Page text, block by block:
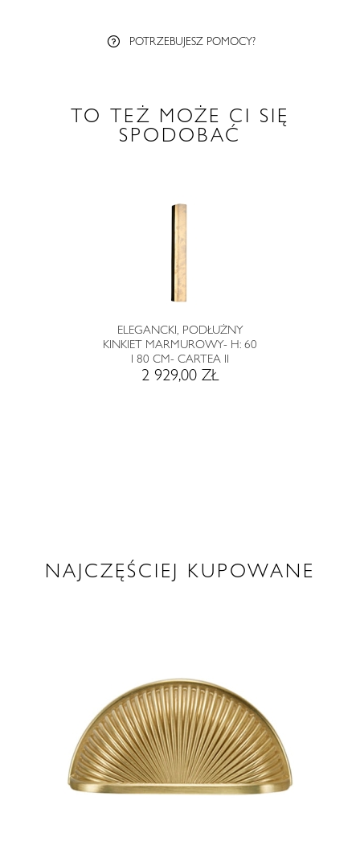
POTRZEBUJESZ POMOCY?
TO TEŻ MOŻE CI SIĘ
SPODOBAĆ
ELEGANCKI, PODŁUŻNY
KINKIET MARMUROWY- H: 60
I 80 CM- CARTEA II
2 929,00 ZŁ
NAJCZĘŚCIEJ KUPOWANE